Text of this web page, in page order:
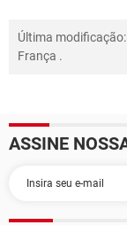
Última modificação:
França .
ASSINE